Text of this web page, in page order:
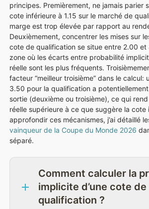
principes. Premièrement, ne jamais parier
cote inférieure à 1.15 sur le marché de
marge est trop élevée par rapport au
Deuxièmement, concentrer les mises sur
cote de qualification se situe entre 2.00 et
zone où les écarts entre probabilité
réelle sont les plus fréquents.
facteur “meilleur troisième” dans le calcul:
3.50 pour la qualification a
sortie (deuxième ou troisième), ce qui
réelle supérieure à ce que suggère la cote
approfondir ces mécanismes, j’ai détaillé
vainqueur de la Coupe du Monde 2026
séparé.
Comment calculer la
implicite d’une cote de
qualification ?